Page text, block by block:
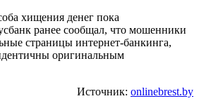
хищения денег пока
ранее сообщал, что мошенники
страницы интернет-банкинга,
оригинальным
Источник: onlinebrest.by